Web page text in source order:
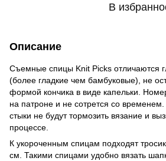
В
Описание
Съемные спицы Knit Picks отличаются
(более гладкие чем бамбуковые), не
формой кончика в виде капельки.
на патроне и не сотрется со
стыки не будут тормозить вязание и
процессе.
К укороченным спицам подходят
см. Такими спицами удобно вязать